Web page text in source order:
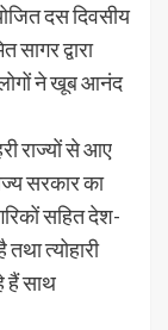
दस दिवसीय
द्वारा
ने खूब आनंद
राज्यों से आए
सरकार का
सहित देश-
त्योहारी
हैं साथ